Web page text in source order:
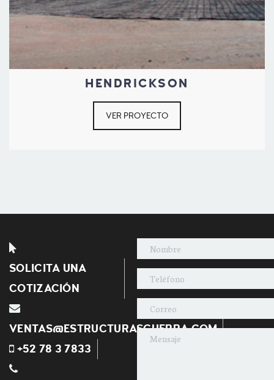
HENDRICKSON
VER PROYECTO
SOLICITA UNA
COTIZACIÓN
VENTAS@ESTRUCTURASGUERRA.COM
+52 78 3 7833